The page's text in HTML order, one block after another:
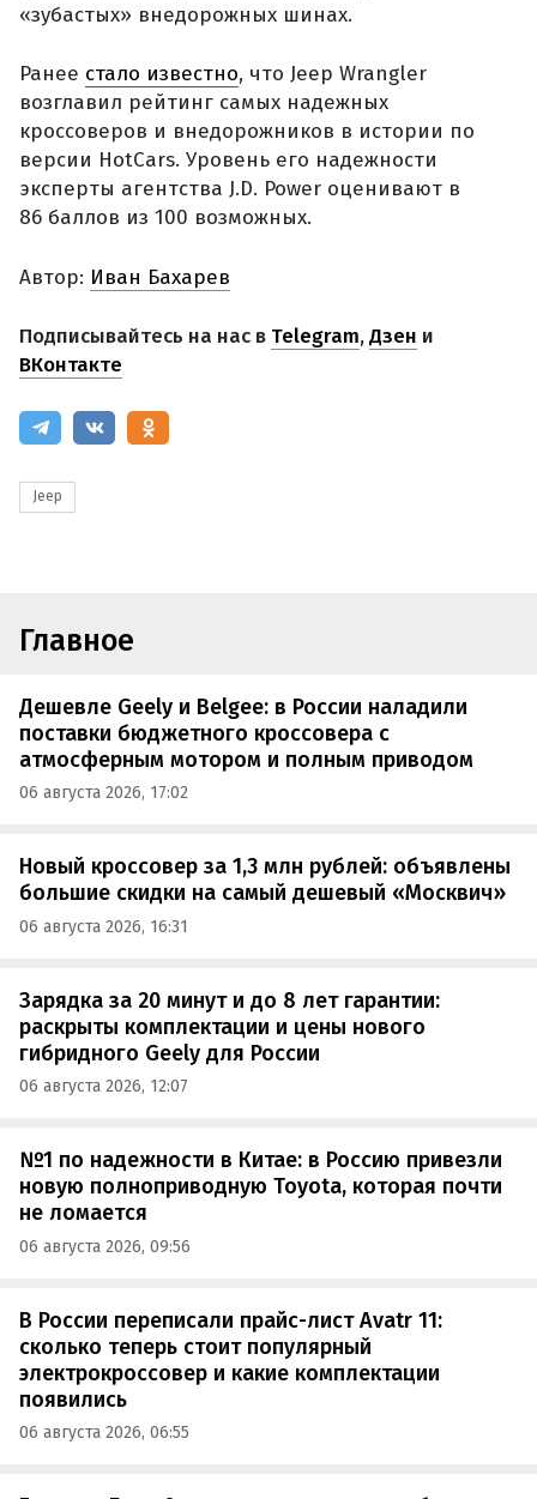
«зубастых» внедорожных шинах.
Ранее стало известно, что Jeep Wrangler
возглавил рейтинг самых надежных
кроссоверов и внедорожников в истории по
версии HotCars. Уровень его надежности
эксперты агентства J.D. Power оценивают в
86 баллов из 100 возможных.
Автор: Иван Бахарев
Подписывайтесь на нас в Telegram,Дзен и
ВКонтакте
Jeep
Главное
Дешевле Geely и Belgee: в России наладили
поставки бюджетного кроссовера с
атмосферным мотором и полным приводом
06 августа 2026, 17:02
Новый кроссовер за 1,3 млн рублей: объявлены
большие скидки на самый дешевый «Москвич»
06 августа 2026, 16:31
Зарядка за 20 минут и до 8 лет гарантии:
раскрыты комплектации и цены нового
гибридного Geely для России
06 августа 2026, 12:07
№1 по надежности в Китае: в Россию привезли
новую полноприводную Toyota, которая почти
не ломается
06 августа 2026, 09:56
В России переписали прайс-лист Avatr 11:
сколько теперь стоит популярный
электрокроссовер и какие комплектации
появились
06 августа 2026, 06:55